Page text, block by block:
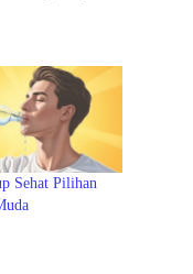
Sehat Pilihan